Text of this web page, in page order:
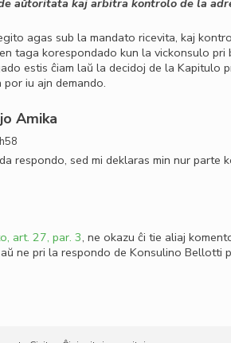
aŭtoritata kaj arbitra kontrolo de la
agas sub la mandato ricevita, kaj
taga korespondado kun la vickonsulo pri
estis ĉiam laŭ la decidoj de la Kapitulo
iu ajn demando.
Amika
respondo, sed mi deklaras min nur parte
art. 27, par. 3, ne okazu ĉi tie aliaj
ne pri la respondo de Konsulino Bellotti